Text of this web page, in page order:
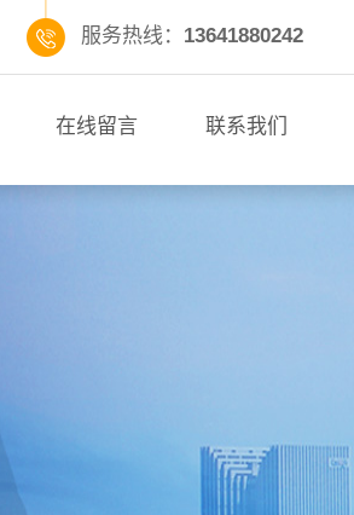
服务热线： 13641880242
在线留言 联系我们